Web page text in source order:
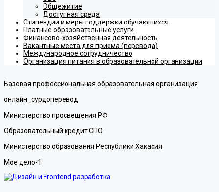
Общежитие
Доступная среда
Стипендии и меры поддержки обучающихся
Платные образовательные услуги
Финансово-хозяйственная деятельность
Вакантные места для приема (перевода)
Международное сотрудничество
Организация питания в образовательной организации
Базовая профессиональная образовательная организация
онлайн_сурдоперевод
Министерство просвещения РФ
Образовательный кредит СПО
Министерство образования Республики Хакасия
Мое дело-1